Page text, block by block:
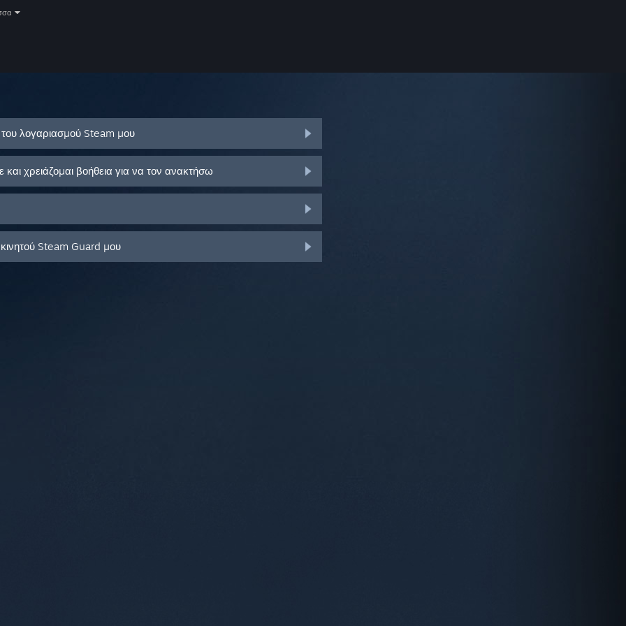
λογαριασμού Steam μου
χρειάζομαι βοήθεια για να τον ανακτήσω
Steam Guard μου